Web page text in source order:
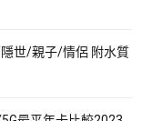
世/親子/情侶 附水質